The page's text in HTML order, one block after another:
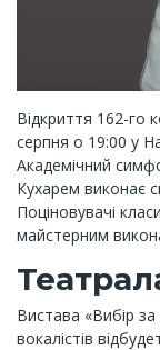
Відкриття 162-го
серпня о 19:00 у
Академічний
Кухарем виконає
Поціновувачі
майстерним
Вистава «Вибір
вокалістів